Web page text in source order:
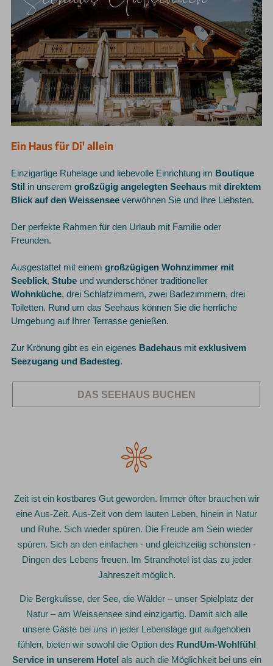
Ein Haus für Di' allein
Einzigartige Ruhelage und liebevolle Einrichtung im Boutique
Stil
in unseremgroßzügig angelegten Seehaus mitdirektem
Blick auf den Weissensee verwöhnen Sie und Ihre Liebsten.
Der perfekte Rahmen für den Urlaub mit Familie oder
Freunden.
Ausgestattet mit einemgroßzügigen Wohnzimmer mit
Seeblick,Stube und wunderschöner traditioneller
Wohnküche, drei Schlafzimmern, zwei Badezimmern, drei
Toiletten. Rund um das Seehaus können Sie die herrliche
Umgebung auf Ihrer Terrasse genießen.
Zur Krönung gibt es ein eigenes Badehaus mitexklusivem
Seezugang und Badesteg.
DAS SEEHAUS BUCHEN
Zeit ist ein kostbares Gut geworden. Immer öfter brauchen wir
eine Aus-Zeit. Aus-Zeit von dem lauten Leben, hinein in Natur
und Ruhe. Sich wieder spüren. Die Freude am Sein wieder
spüren. Sich an den einfachen - und gleichzeitig schönsten -
Dingen des Lebens freuen. Im Strandhotel ist das zu jeder
Jahreszeit möglich.
Die Bergkulisse, der See, die Wälder – unser Spielplatz der
Natur – am Weissensee sind einzigartig. Damit sich alle
unsere Gäste bei uns in jeder Lebenslage gut aufgehoben
fühlen, bieten wir sowohl die Option des RundUm-Wohlfühl
Service in unserem Hotel als auch die Möglichkeit bei uns ein